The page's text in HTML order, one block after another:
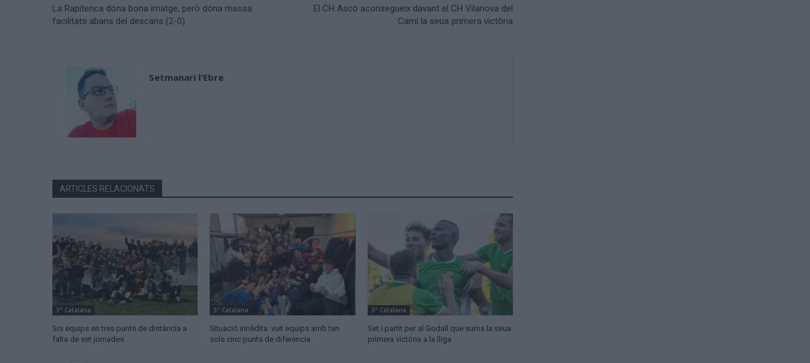
La Rapitenca dóna bona imatge, però dóna massa
facilitats abans del descans (2-0)
El CH Ascó aconsegueix davant el CH Vilanova del
Camí la seua primera victòria
Setmanari l'Ebre
ARTICLES RELACIONATS
3ª Catalana
Sis equips en tres punts de distància a
falta de set jornades
3ª Catalana
Situació innèdita: vuit equips amb tan
sols cinc punts de diferència
3ª Catalana
Set i partit per al Godall que suma la seua
primera victòria a la lliga